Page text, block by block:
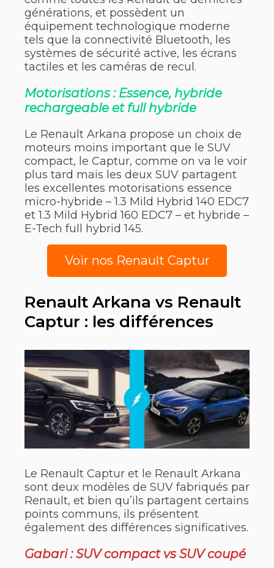
générations, et possèdent un
équipement technologique moderne
tels que la connectivité Bluetooth, les
systèmes de sécurité active, les écrans
tactiles et les caméras de recul.
Motorisations : Essence, hybride
rechargeable et full hybride
Le Renault Arkana propose un choix de
moteurs moins important que le SUV
compact, le Captur, comme on va le voir
plus tard mais les deux SUV partagent
les excellentes motorisations essence
micro-hybride – 1.3 Mild Hybrid 140 EDC7
et 1.3 Mild Hybrid 160 EDC7 – et hybride –
E-Tech full hybrid 145.
Voir nos Renault Captur
Renault Arkana vs Renault
Captur : les différences
Le Renault Captur et le Renault Arkana
sont deux modèles de SUV fabriqués par
Renault, et bien qu’ils partagent certains
points communs, ils présentent
également des différences significatives.
Gabari : SUV compact vs SUV coupé